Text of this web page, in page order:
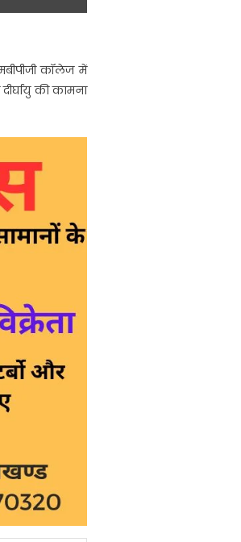
कॉलेज में
की कामना